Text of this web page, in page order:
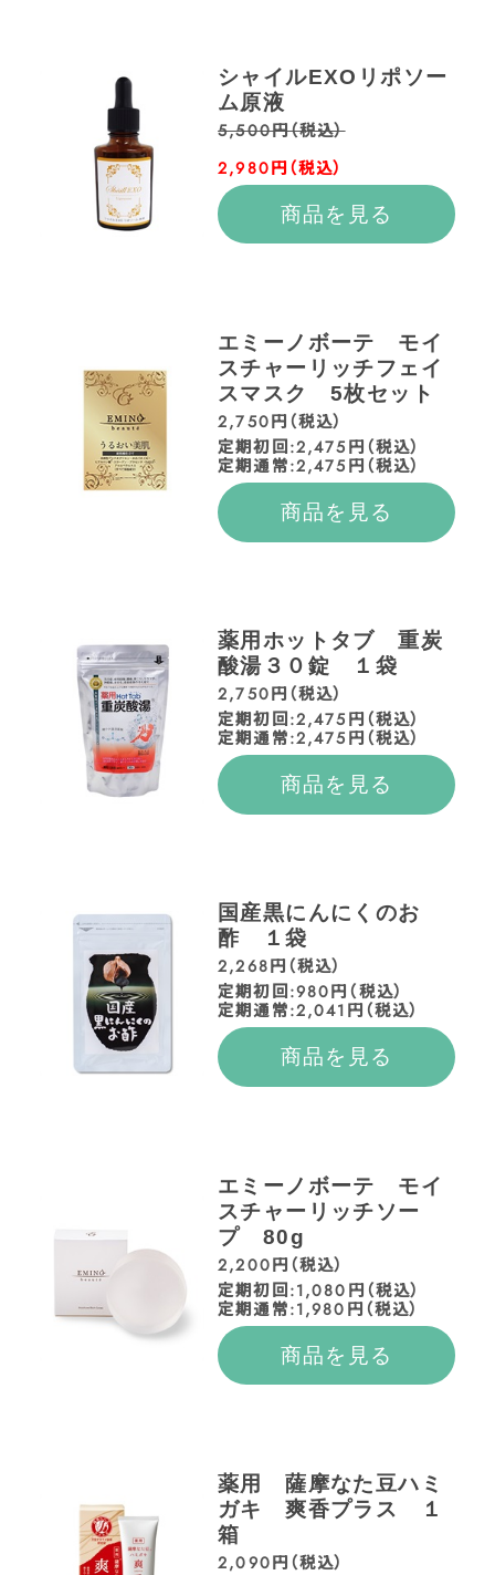
シャイルEXOリポソー
ム原液
5,500円（税込）
2,980円（税込）
商品を見る
エミーノボーテ モイ
スチャーリッチフェイ
スマスク 5枚セット
2,750円（税込）
定期初回:2,475円（税込）
定期通常:2,475円（税込）
商品を見る
薬用ホットタブ 重炭
酸湯３０錠 １袋
2,750円（税込）
定期初回:2,475円（税込）
定期通常:2,475円（税込）
商品を見る
国産黒にんにくのお
酢 １袋
2,268円（税込）
定期初回:980円（税込）
定期通常:2,041円（税込）
商品を見る
エミーノボーテ モイ
スチャーリッチソー
プ 80g
2,200円（税込）
定期初回:1,080円（税込）
定期通常:1,980円（税込）
商品を見る
薬用 薩摩なた豆ハミ
ガキ 爽香プラス １
箱
2,090円（税込）